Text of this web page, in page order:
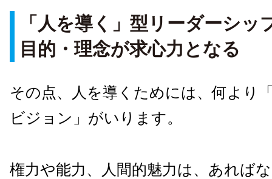
「人を導く」型リーダーシッ
目的・理念が求心力となる
その点、人を導くためには、何より
ビジョン」がいります。
権力や能力、人間的魅力は、あれば